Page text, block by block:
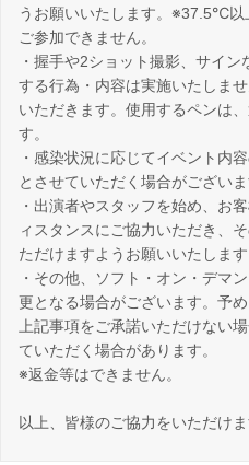
うお願いいたします。※37.5℃以
ご参加できません。
・握手や2ショット撮影、サイ
する行為・内容は実施いたしま
いただきます。使用するペンは
す。
・感染状況に応じてイベント内
とさせていただく場合がございま
・出演者やスタッフを始め、お
ィスタンスにご協力いただき、
ただけますようお願いいたします
・その他、ソフト・オン・デマ
更となる場合がございます。予め
上記事項をご承諾いただけない
ていただく場合があります。
※返金等はできません。
以上、皆様のご協力をいただけ